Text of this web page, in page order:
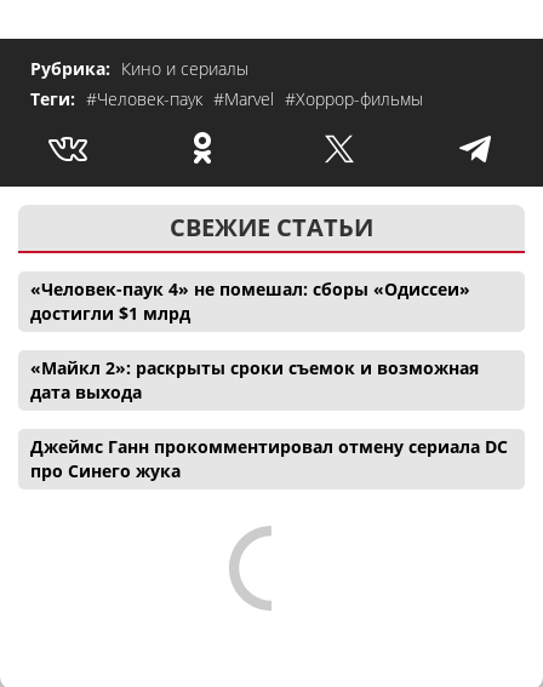
Рубрика: Кино и сериалы
Теги: #Человек-паук #Marvel #Хоррор-фильмы
СВЕЖИЕ СТАТЬИ
«Человек-паук 4» не помешал: сборы «Одиссеи»
достигли $1 млрд
«Майкл 2»: раскрыты сроки съемок и возможная
дата выхода
Джеймс Ганн прокомментировал отмену сериала DC
про Синего жука